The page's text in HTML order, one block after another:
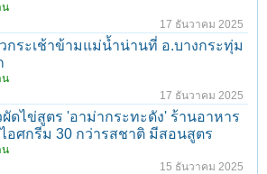
17 ธันวาคม 2025
วกระเช้าข้ามแม่น้ำน่านที่ อ.บางกระทุ่ม
17 ธันวาคม 2025
ดไข่สูตร 'อาม่ากระทะดัง' ร้านอาหาร
อศกรีม 30 กว่ารสชาติ มีสอนสูตร
15 ธันวาคม 2025